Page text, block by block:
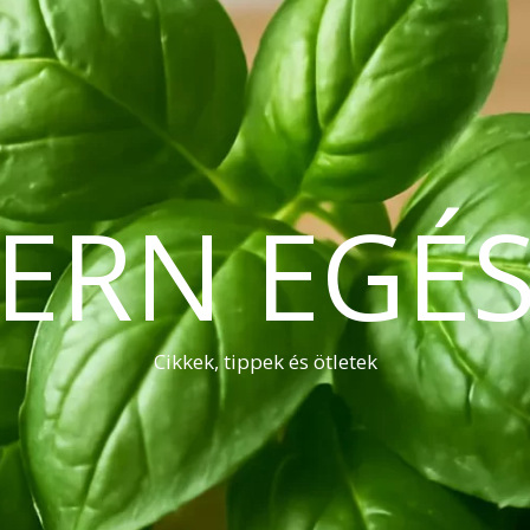
Cikkek, tippek és ötletek